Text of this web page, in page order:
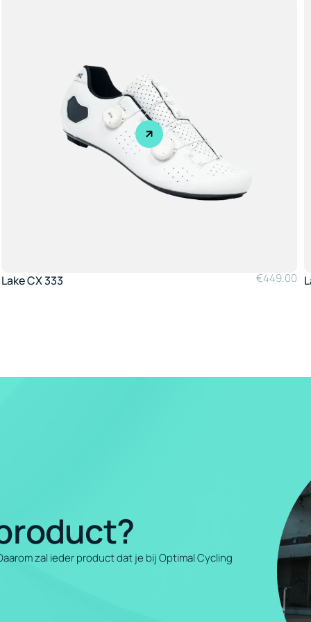
Lake CX 333 €449.00
zal ieder product dat je bij Optimal Cycling